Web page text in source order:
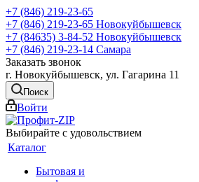
+7 (846) 219-23-65
+7 (846) 219-23-65 Новокуйбышевск
+7 (84635) 3-84-52 Новокуйбышевск
+7 (846) 219-23-14 Самара
Заказать звонок
г. Новокуйбышевск, ул. Гагарина 11
Поиск
Войти
Выбирайте с удовольствием
Каталог
Бытовая и